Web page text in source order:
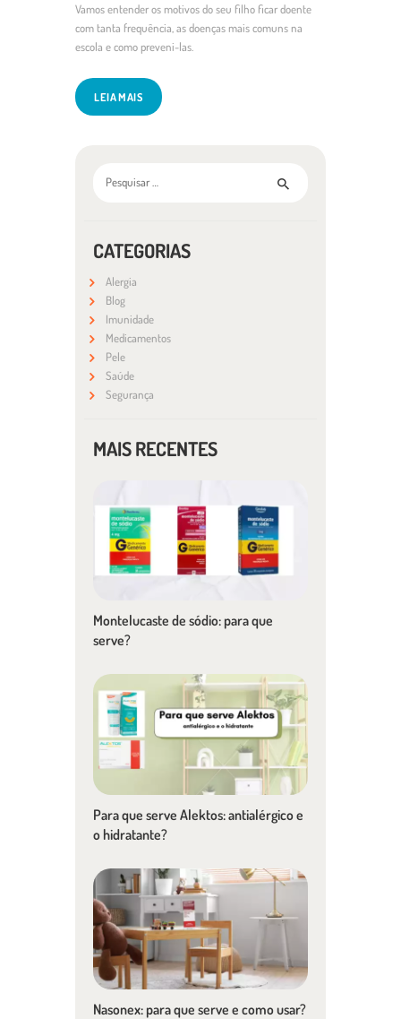
Vamos entender os motivos do seu filho ficar doente
com tanta frequência, as doenças mais comuns na
escola e como preveni-las.
LEIA MAIS
CATEGORIAS
Alergia
Blog
Imunidade
Medicamentos
Pele
Saúde
Segurança
MAIS RECENTES
Montelucaste de sódio: para que
serve?
Para que serve Alektos: antialérgico e
o hidratante?
Nasonex: para que serve e como usar?